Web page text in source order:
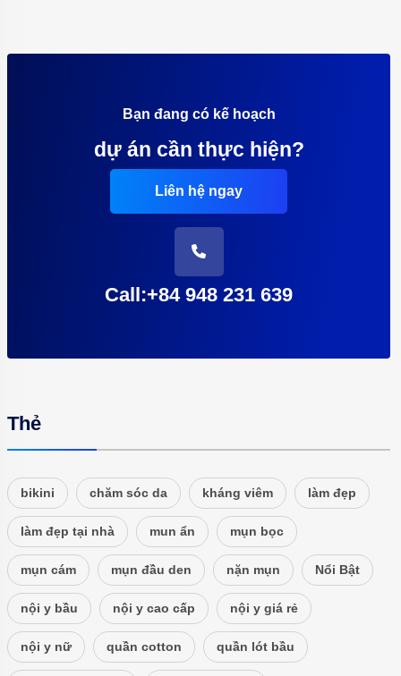
Bạn đang có kế hoạch
dự án cần thực hiện?
Liên hệ ngay
Call:+84 948 231 639
Thẻ
bikini chăm sóc da kháng viêm làm đẹp
làm đẹp tại nhà mun ẩn mụn bọc
mụn cám mụn đầu den nặn mụn Nổi Bật
nội y bầu nội y cao cấp nội y giá rẻ
nội y nữ quần cotton quần lót bầu